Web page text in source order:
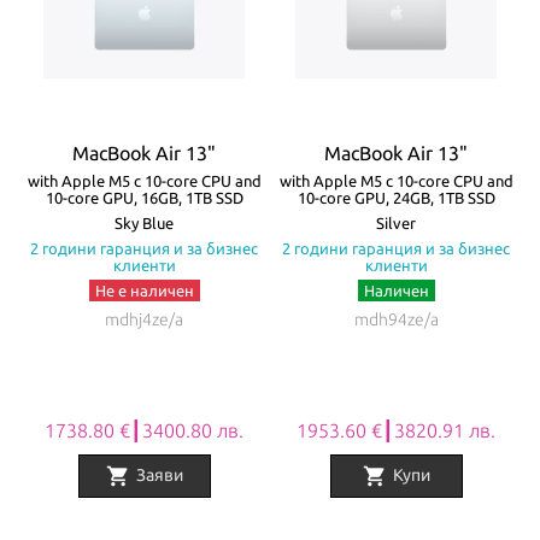
зареждане и свързване с външни устройства и 3.5mm аудио
жак. Батерията на MacBook Air издържа до 18 часа с едно
Всички Apple продукти предлагани отNovMak.comимат
стандартна международна гаранция и подлежат на гаранционно
обслужване от Apple Authorized Service Provider (официални
сервизни центрове на Apple).
MacBook Air 13"
with Apple M5 с 10-core CPU and
10-core GPU, 16GB, 1TB SSD
Sky Blue
2 години гаранция и за бизнес
клиенти
Не е наличен
mdhj4ze/a
1738.80 €┃3400.80 лв.
shopping_cart Заяви
MacBook Air 13"
with Apple M5 с 10-core CPU and
10-core GPU, 24GB, 1TB SSD
Silver
2 години гаранция и за бизнес
клиенти
Наличен
mdh94ze/a
1953.60 €┃3820.91 лв.
shopping_cart Купи